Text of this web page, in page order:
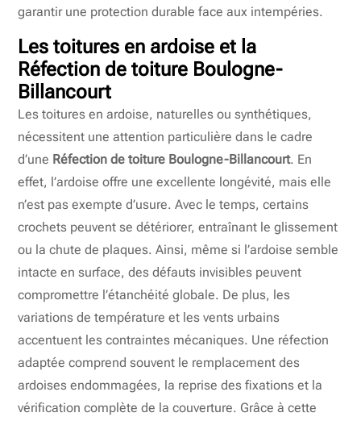
garantir une protection durable face aux intempéries.
Les toitures en ardoise et la
Réfection de toiture Boulogne-
Billancourt
Les toitures en ardoise, naturelles ou synthétiques,
nécessitent une attention particulière dans le cadre
d’une Réfection de toiture Boulogne-Billancourt. En
effet, l’ardoise offre une excellente longévité, mais elle
n’est pas exempte d’usure. Avec le temps, certains
crochets peuvent se détériorer, entraînant le glissement
ou la chute de plaques. Ainsi, même si l’ardoise semble
intacte en surface, des défauts invisibles peuvent
compromettre l’étanchéité globale. De plus, les
variations de température et les vents urbains
accentuent les contraintes mécaniques. Une réfection
adaptée comprend souvent le remplacement des
ardoises endommagées, la reprise des fixations et la
vérification complète de la couverture. Grâce à cette